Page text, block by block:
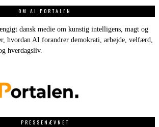
OM AI PORTALEN
dansk medie om kunstig intelligens, magt og
hvordan AI forandrer demokrati, arbejde, velfærd,
hverdagsliv.
PRESSENÆVNET